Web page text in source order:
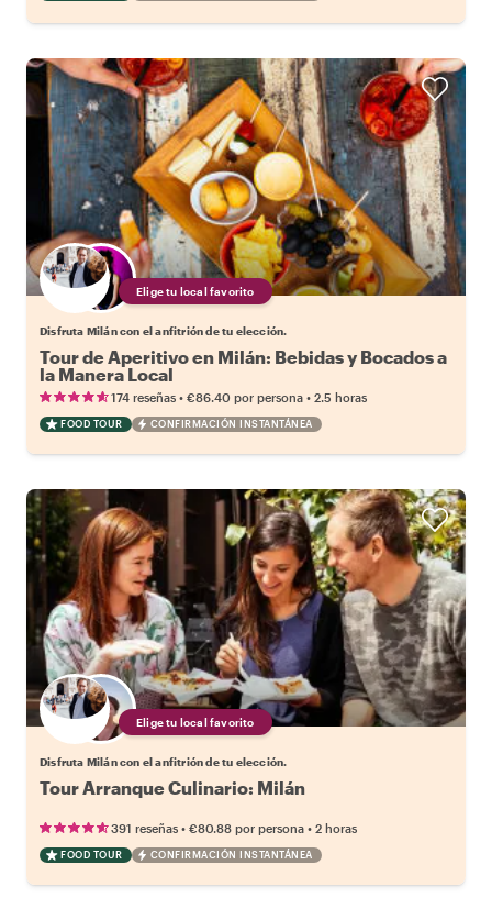
Elige tu local favorito
Disfruta Milán con el anfitrión de tu elección.
Tour de Aperitivo en Milán: Bebidas y Bocados a
la Manera Local
174 reseñas • €86.40 por persona • 2.5 horas
FOOD TOUR CONFIRMACIÓN INSTANTÁNEA
Elige tu local favorito
Disfruta Milán con el anfitrión de tu elección.
Tour Arranque Culinario: Milán
391 reseñas • €80.88 por persona • 2 horas
FOOD TOUR CONFIRMACIÓN INSTANTÁNEA